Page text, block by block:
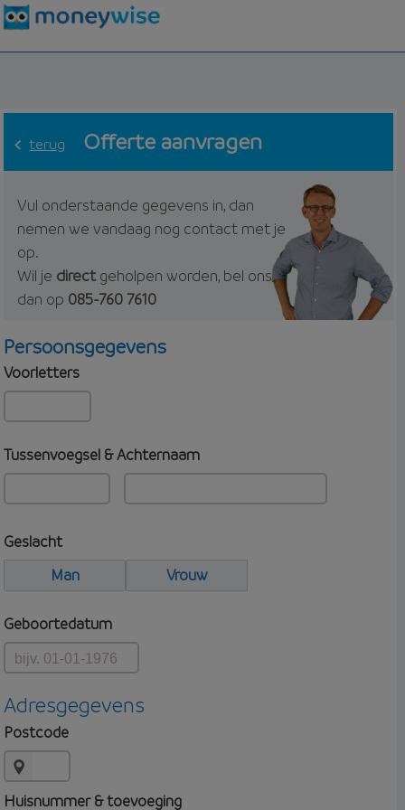
terug Offerte aanvragen
Vul onderstaande gegevens in, dan
nemen we vandaag nog contact met je
op.
Wil je directgeholpen worden, bel ons
dan op 085-760 7610
Persoonsgegevens
Voorletters
Tussenvoegsel & Achternaam
Geslacht
Man
Vrouw
Geboortedatum
Adresgegevens
Postcode
Huisnummer & toevoeging